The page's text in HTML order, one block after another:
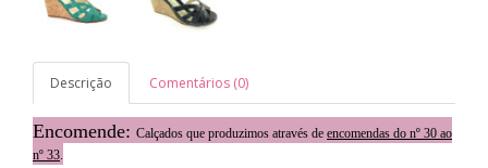
Descrição Comentários (0)
Encomende: Calçados que produzimos através de encomendas do nº 30 ao
nº 33.